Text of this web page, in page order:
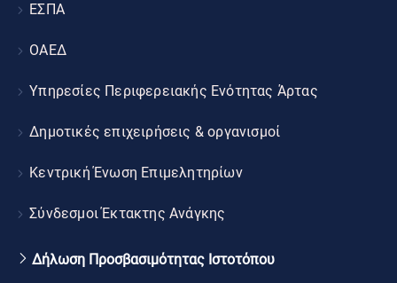
ΕΣΠΑ
ΟΑΕΔ
Υπηρεσίες Περιφερειακής Ενότητας Άρτας
Δημοτικές επιχειρήσεις & οργανισμοί
Κεντρική Ένωση Επιμελητηρίων
Σύνδεσμοι Έκτακτης Ανάγκης
Δήλωση Προσβασιμότητας Ιστοτόπου